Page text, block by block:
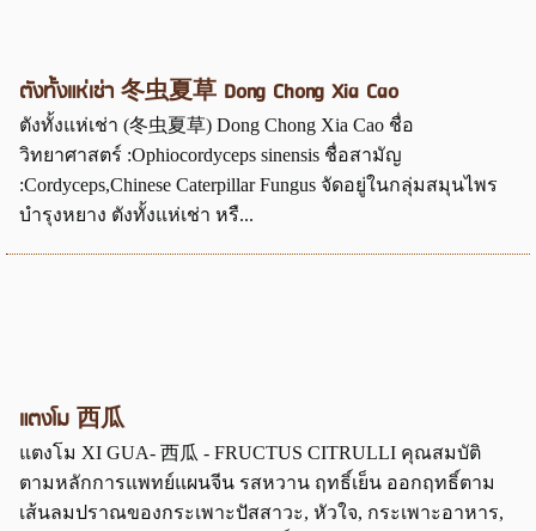
ตังทั้งแห่เช่า 冬虫夏草 Dong Chong Xia Cao
ตังทั้งแห่เช่า (冬虫夏草) Dong Chong Xia Cao ชื่อ
วิทยาศาสตร์ :Ophiocordyceps sinensis ชื่อสามัญ
:Cordyceps,Chinese Caterpillar Fungus จัดอยู่ในกลุ่มสมุนไพร
บำรุงหยาง ตังทั้งแห่เช่า หรื...
แตงโม 西瓜
แตงโม XI GUA- 西瓜 - FRUCTUS CITRULLI คุณสมบัติ
ตามหลักการแพทย์แผนจีน รสหวาน ฤทธิ์เย็น ออกฤทธิ์ตาม
เส้นลมปราณของกระเพาะปัสสาวะ, หัวใจ, กระเพาะอาหาร,